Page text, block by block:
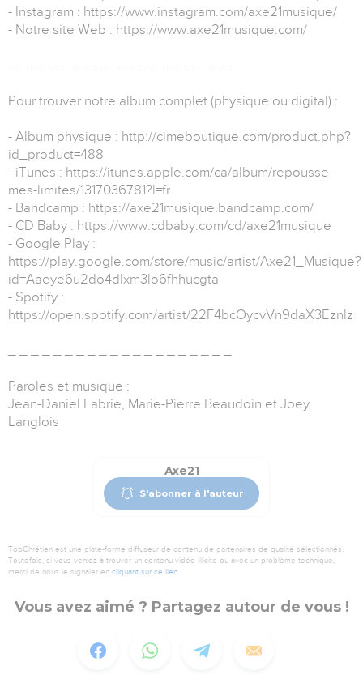
- Instagram : https://www.instagram.com/axe21musique/
- Notre site Web : https://www.axe21musique.com/
Pour trouver notre album complet (physique ou digital) :
- Album physique : http://cimeboutique.com/product.php?
id_product=488
- iTunes : https://itunes.apple.com/ca/album/repousse-
mes-limites/1317036781?l=fr
- Bandcamp : https://axe21musique.bandcamp.com/
- CD Baby : https://www.cdbaby.com/cd/axe21musique
- Google Play :
https://play.google.com/store/music/artist/Axe21_Musique?
id=Aaeye6u2do4dlxm3lo6fhhucgta
- Spotify :
https://open.spotify.com/artist/22F4bcOycvVn9daX3Eznlz
Paroles et musique :
Jean-Daniel Labrie, Marie-Pierre Beaudoin et Joey
Langlois
Axe21
S'abonner à l'auteur
TopChrétien est une plate-forme diffuseur de contenu de partenaires de qualité sélectionnés.
Toutefois, si vous veniez à trouver un contenu vidéo illicite ou avec un problème technique,
merci de nous le signaler en cliquant sur ce lien.
Vous avez aimé ? Partagez autour de vous !